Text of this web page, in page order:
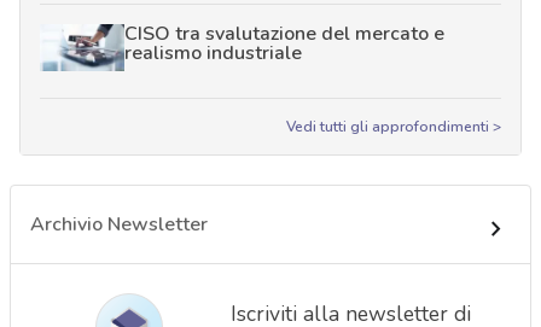
CISO tra svalutazione del mercato e
realismo industriale
Vedi tutti gli approfondimenti >
Archivio Newsletter
Iscriviti alla newsletter di